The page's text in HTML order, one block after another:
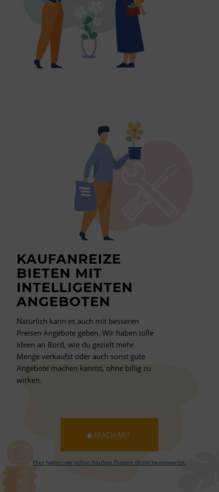
KAUFANREIZE
BIETEN MIT
INTELLIGENTEN
ANGEBOTEN
Natürlich kann es auch mit besseren
Preisen Angebote geben. Wir haben tolle
Ideen an Bord, wie du gezielt mehr
Menge verkaufst oder auch sonst gute
Angebote machen kannst, ohne billig zu
wirken.
MACH MIT
Hier haben wir schon häufige Fragen direkt beantwortet: